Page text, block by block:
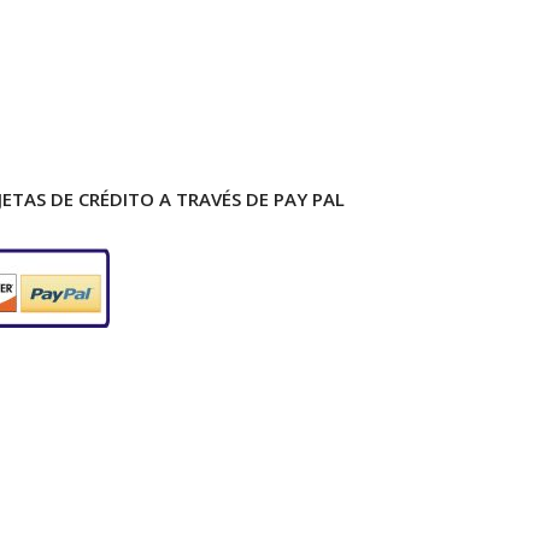
DE CRÉDITO A TRAVÉS DE PAY PAL